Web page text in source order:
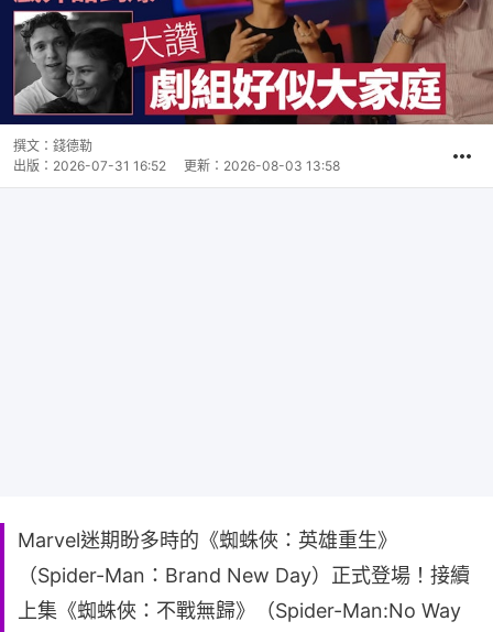
撰文： 錢德勒
出版： 2026-07-31 16:52 更新： 2026-08-03 13:58
Marvel迷期盼多時的《蜘蛛俠：英雄重生》
（Spider-Man：Brand New Day）正式登場！接續
上集《蜘蛛俠：不戰無歸》（Spider-Man:No Way